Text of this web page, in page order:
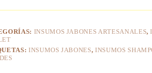
INSUMOS JABONES ARTESANALES,
INSUMOS JABONES,INSUMOS